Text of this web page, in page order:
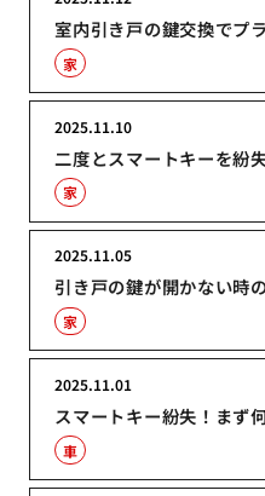
室内引き戸の鍵交換でプ
家
二度とスマートキーを紛
2025.11.10
家
引き戸の鍵が開かない時
2025.11.05
家
スマートキー紛失！まず
2025.11.01
車